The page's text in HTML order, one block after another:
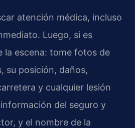
atención médica, incluso
Luego, si es
la escena: tome fotos de
su posición, daños,
y cualquier lesión
del seguro y
y el nombre de la